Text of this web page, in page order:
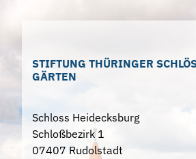
STIFTUNG THÜRINGER
GÄRTEN
Schloss Heidecksburg
Schloßbezirk 1
07407 Rudolstadt